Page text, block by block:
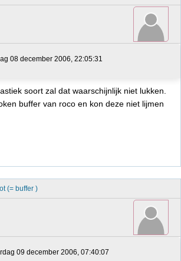
08 december 2006, 22:05:31
soort zal dat waarschijnlijk niet lukken.
buffer van roco en kon deze niet lijmen
(= buffer )
09 december 2006, 07:40:07